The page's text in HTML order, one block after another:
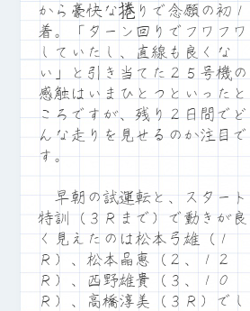
から豪快な捲りで念願の初１
着。「ターン回りでフワフワ
していたし、直線も良くな
い」と引き当てた２５号機の
感触はいまひとつといったと
ころですが、残り２日間でど
んな走りを見せるのか注目で
す。
早朝の試運転と、スタート
特訓（３Ｒまで）で動きが良
く見えたのは松本弓雄（１
Ｒ）、松本晶恵（２、１２
Ｒ）、西野雄貴（３、１０
Ｒ）、高橋淳美（３Ｒ）でし